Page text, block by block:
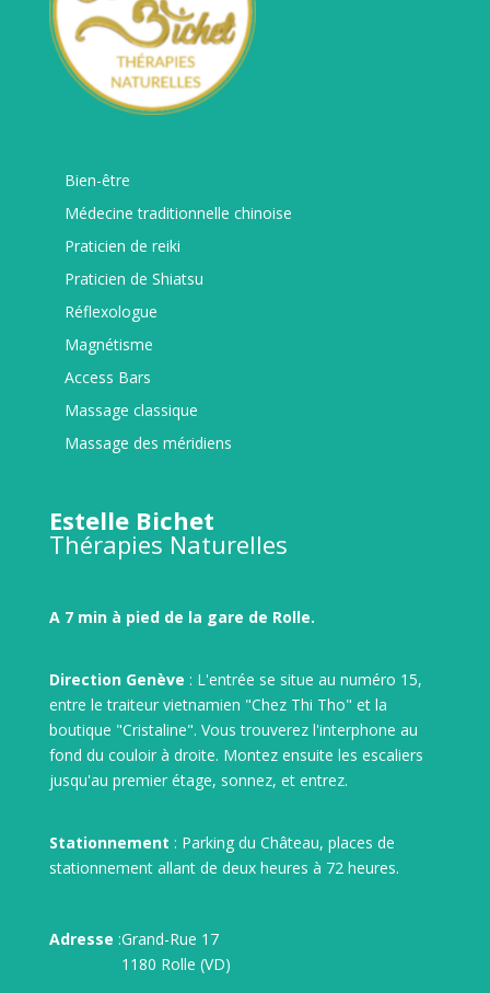
Bien-être
Médecine traditionnelle chinoise
Praticien de reiki
Praticien de Shiatsu
Réflexologue
Magnétisme
Access Bars
Massage classique
Massage des méridiens
Estelle Bichet
Thérapies Naturelles
A 7 min à pied de la gare de Rolle.
Direction Genève : L'entrée se situe au numéro 15,
entre le traiteur vietnamien "Chez Thi Tho" et la
boutique "Cristaline". Vous trouverez l'interphone au
fond du couloir à droite. Montez ensuite les escaliers
jusqu'au premier étage, sonnez, et entrez.
Stationnement : Parking du Château, places de
stationnement allant de deux heures à 72 heures.
Adresse :Grand-Rue 17
1180 Rolle (VD)